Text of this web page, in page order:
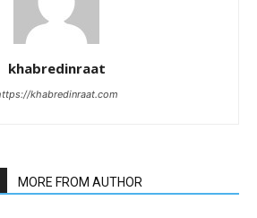
khabredinraat
khabredinraat.com
MORE FROM AUTHOR